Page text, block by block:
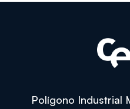
Polígono Industrial